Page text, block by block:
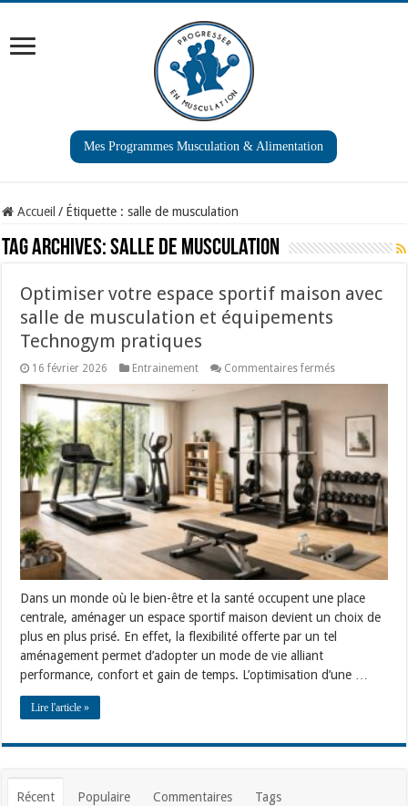
Mes Programmes Musculation & Alimentation
Accueil / Étiquette :salle de musculation
Tag Archives:salle de musculation
Optimiser votre espace sportif maison avec
salle de musculation et équipements
Technogym pratiques
16 février 2026 Entrainement Commentaires ferméssur
sportif
maison
avec
salle
de
musculation
et
équipements
Technogym
pratiques
Dans un monde où le bien-être et la santé occupent une place
centrale, aménager un espace sportif maison devient un choix de
plus en plus prisé. En effet, la flexibilité offerte par un tel
aménagement permet d’adopter un mode de vie alliant
performance, confort et gain de temps. L’optimisation d’une …
Lire l'article »
Récent Populaire Commentaires Tags